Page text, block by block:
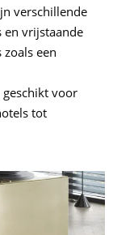
verschillende
en vrijstaande
een
voor
tot